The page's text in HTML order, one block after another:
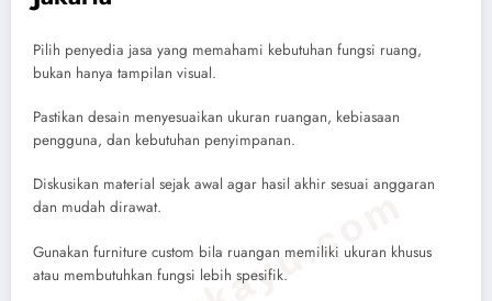
Pilih penyedia jasa yang memahami kebutuhan fungsi ruang,
bukan hanya tampilan visual.
Pastikan desain menyesuaikan ukuran ruangan, kebiasaan
pengguna, dan kebutuhan penyimpanan.
Diskusikan material sejak awal agar hasil akhir sesuai anggaran
dan mudah dirawat.
Gunakan furniture custom bila ruangan memiliki ukuran khusus
atau membutuhkan fungsi lebih spesifik.